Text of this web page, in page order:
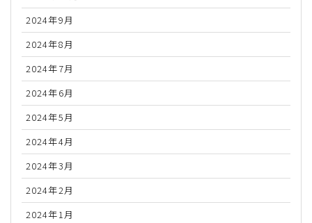
2024年9月
2024年8月
2024年7月
2024年6月
2024年5月
2024年4月
2024年3月
2024年2月
2024年1月